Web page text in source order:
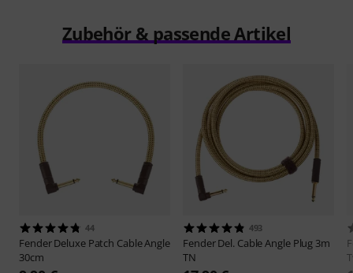
Zubehör & passende Artikel
44
FenderDeluxe Patch Cable Angle
30cm
493
FenderDel. Cable Angle Plug 3m
TN